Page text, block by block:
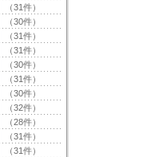
（31件）
（30件）
（31件）
（31件）
（30件）
（31件）
（30件）
（32件）
（28件）
（31件）
（31件）